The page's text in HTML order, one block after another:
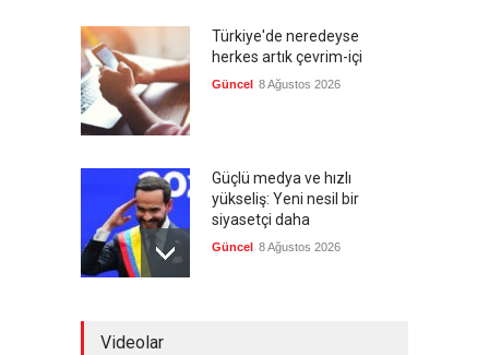
Türkiye'de neredeyse
herkes artık çevrim-içi
Güncel 8 Ağustos 2026
Güçlü medya ve hızlı
yükseliş: Yeni nesil bir
siyasetçi daha
Güncel 8 Ağustos 2026
Videolar